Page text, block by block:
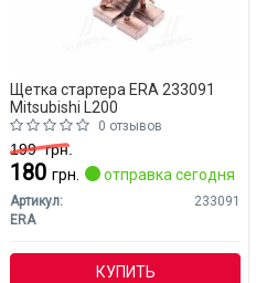
Щетка стартера ERA 233091
Mitsubishi L200
0 отзывов
199грн.
180 грн. отправка сегодня
Артикул:
233091
ERA
КУПИТЬ